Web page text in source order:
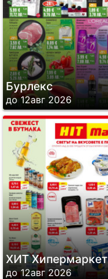
Бурлекс
до 12авг 2026
ХИТ Хипермаркет
до 12авг 2026